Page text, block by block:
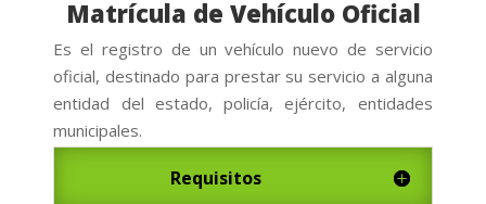
Matrícula de Vehículo Oficial
Es el registro de un vehículo nuevo de servicio
oficial, destinado para prestar su servicio a alguna
entidad del estado, policía, ejército, entidades
municipales.
Requisitos